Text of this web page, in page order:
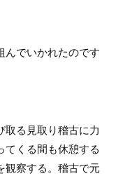
でいかれたのです
る見取り稽古に力
てくる間も休憩する
観察する。稽古で元